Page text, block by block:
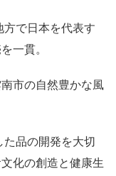
方で日本を代表す
一貫。
市の自然豊かな風
た品の開発を大切
化の創造と健康生